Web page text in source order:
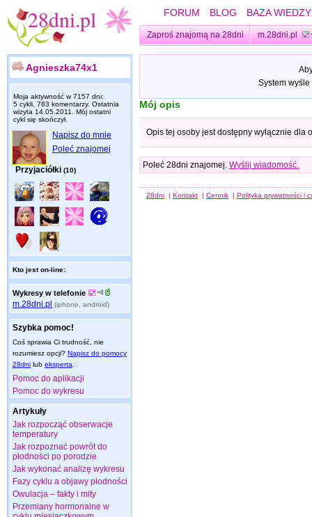
FORUM BLOG BAZA WIEDZY
Zaproś znajomą na 28dni m.28dni.pl
Agnieszka74x1
Moja aktywność w 7157 dni:
5 cykli, 783 komentarzy. Ostatnia
wizyta 14.05.2011
. Mój ostatni
cykl się skończył.
Napisz do mnie
Poleć znajomej
Przyjaciółki (10)
Kto jest on-line:
Wykresy w telefonie
m.28dni.pl (iphone, android)
Szybka pomoc!
Coś sprawia Ci trudność, nie
rozumiesz opcji? Napisz do pomocy
28dni lub eksperta
Pomoc do aplikacji
Pomoc do wykresu
Artykuły
Jak rozpocząć obserwacje
temperatury
Jak rozpoznać powrót do
płodności po porodzie
Jak wykonać analizę wykresu
Fazy cyklu a objawy płodności
Owulacja – fakty i mity
Przemiany hormonalne w
System
Mój opis
Opis tej osoby jest dostępny wyłącznie dla
Poleć 28dni znajomej. Wyślij wiadomość.
28dni | Kontakt | Cennik | Polityka prywatności i